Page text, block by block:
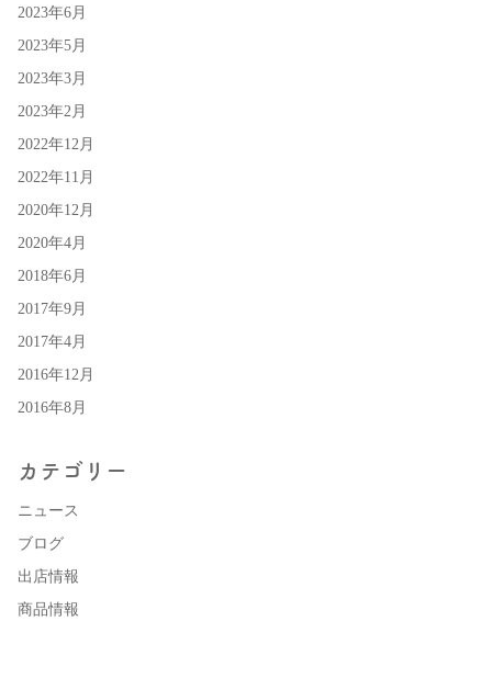
2023年6月
2023年5月
2023年3月
2023年2月
2022年12月
2022年11月
2020年12月
2020年4月
2018年6月
2017年9月
2017年4月
2016年12月
2016年8月
カテゴリー
ニュース
ブログ
出店情報
商品情報